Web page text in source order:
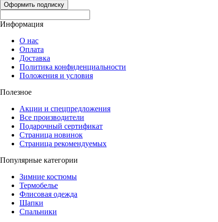
Оформить подписку
Информация
О нас
Оплата
Доставка
Политика конфиденциальности
Положения и условия
Полезное
Акции и спецпредложения
Все производители
Подарочный сертификат
Страница новинок
Страница рекомендуемых
Популярные категории
Зимние костюмы
Термобелье
Флисовая одежда
Шапки
Спальники